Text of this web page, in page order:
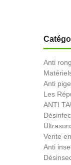
Anti
Anti
Les
ANTI
Vente
Anti